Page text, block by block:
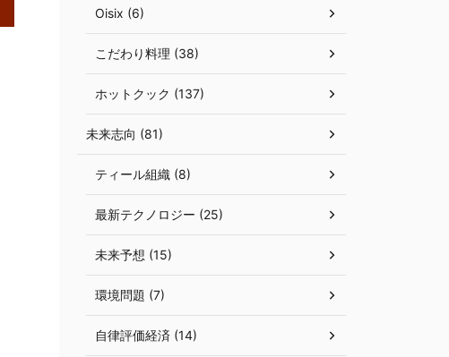
Oisix (6)
こだわり料理 (38)
ホットクック (137)
未来志向 (81)
ティール組織 (8)
最新テクノロジー (25)
未来予想 (15)
環境問題 (7)
自律評価経済 (14)